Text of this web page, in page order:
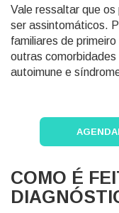
Vale ressaltar que
ser assintomáticos.
familiares de
outras
autoimune e
COMO É